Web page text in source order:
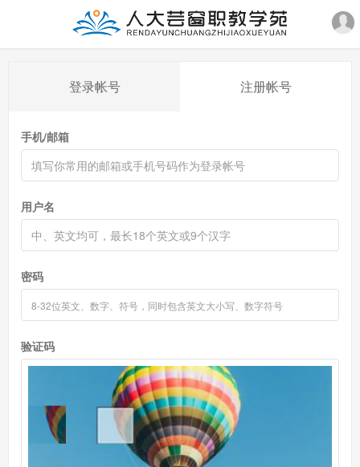
登录帐号 注册帐号
手机/邮箱
用户名
密码
验证码